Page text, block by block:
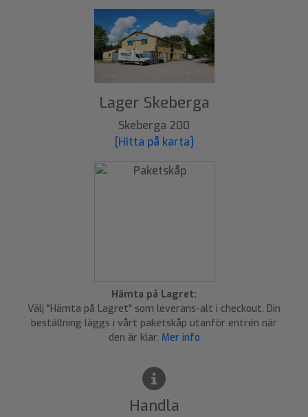
Lager Skeberga
Skeberga 200
[Hitta på karta]
Hämta på Lagret:
Välj "Hämta på Lagret" som leverans-alt i checkout. Din
beställning läggs i vårt paketskåp utanför entrén när
den är klar. Mer info
Handla